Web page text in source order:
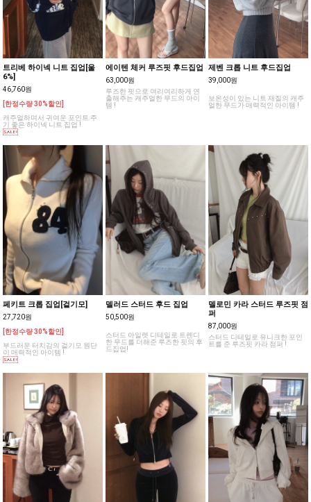
트리베 하이넥 니트 집업[울
6%]
46,760원
[한정수량 30%할인]
캐주얼하며서 귀여운 포인트 주
기 좋은 하이넥 니트 집업 !
에이텐 체커 루즈핏 후드집업
63,000원
루즈한 핏으로 여리여리하게 연
출해주는 캐주얼한 무드의 아이
템 !
제벤 크롭 니트 후드집업
39,000원
보온성이 있는 니트 재질의 캐주
얼한 무드가 매력적인 아이템 !
페키트 크롭 집업[겉기모]
27,720원
[한정수량 30%할인]
부드러운 터치감의 겉기모 원단
이 매력적인 아이템 !
델러드 스터드 후드 집업
50,500원
스터드 아일렛 디테일로 트렌디
한 무드를 더해준 루즈한 핏의 후
드집업!
델로민 카라 스터드 루즈핏 점
퍼
87,000원
스터드 디테일로 유니크한 포인
트를 준 루즈핏 카라 점퍼 !